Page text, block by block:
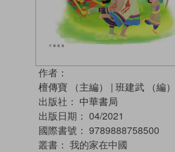
作者：
檀傳寶 （主編）
| 班建武 （編）
出版社： 中華書局
出版日期： 04/2021
國際書號： 9789888758500
叢書： 我的家在中國